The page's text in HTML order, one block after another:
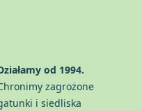
od 1994.
zagrożone
i siedliska